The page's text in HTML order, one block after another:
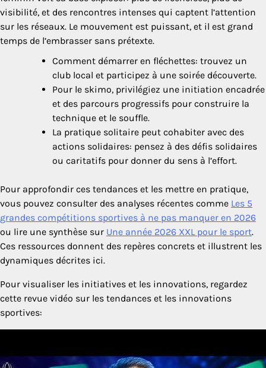
visibilité, et des rencontres intenses qui captent l’attention
sur les réseaux. Le mouvement est puissant, et il est grand
temps de l’embrasser sans prétexte.
Comment démarrer en fléchettes: trouvez un
club local et participez à une soirée découverte.
Pour le skimo, privilégiez une initiation encadrée
et des parcours progressifs pour construire la
technique et le souffle.
La pratique solitaire peut cohabiter avec des
actions solidaires: pensez à des défis solidaires
ou caritatifs pour donner du sens à l’effort.
Pour approfondir ces tendances et les mettre en pratique,
vous pouvez consulter des analyses récentes comme Les 5
grandes compétitions sportives à ne pas manquer en 2026
ou lire une synthèse sur Une année 2026 XXL pour le sport.
Ces ressources donnent des repères concrets et illustrent les
dynamiques décrites ici.
Pour visualiser les initiatives et les innovations, regardez
cette revue vidéo sur les tendances et les innovations
sportives: